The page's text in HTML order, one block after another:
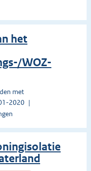
het
WOZ-
met
2020